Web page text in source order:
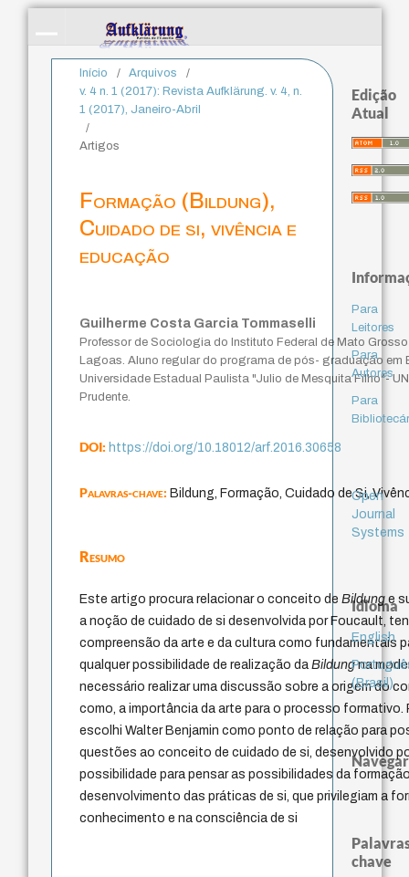
Início / Arquivos
/
v. 4 n. 1 (2017): Revista Aufklärung. v. 4, n.
1 (2017), Janeiro-Abril
/
Artigos
Formação (Bildung),
Cuidado de si, vivência e
educação
Guilherme Costa Garcia Tommaselli
Professor de Sociologia do Instituto Federal de Mato
Lagoas. Aluno regular do programa de pós- graduação em
Universidade Estadual Paulista "Julio de Mesquita Filho"-
Prudente.
DOI:https://doi.org/10.18012/arf.2016.30658
Palavras-chave:Bildung, Formação, Cuidado de Si,
Resumo
Este artigo procura relacionar o conceito deBildung e
a noção de cuidado de si desenvolvida por Foucault,
compreensão da arte e da cultura como fundamentais
qualquer possibilidade de realização da Bildungna
necessário realizar uma discussão sobre a origem do
como, a importância da arte para o processo formativo.
escolhi Walter Benjamin como ponto de relação para
questões ao conceito de cuidado de si, desenvolvido
possibilidade para pensar as possibilidades da
desenvolvimento das práticas de si, que privilegiam a
conhecimento e na consciência de si
Edição
Atual
Para
Leitores
Para
Autores
Para
Open
Journal
Systems
Idioma
English
(Brasil)
Navegar
chave